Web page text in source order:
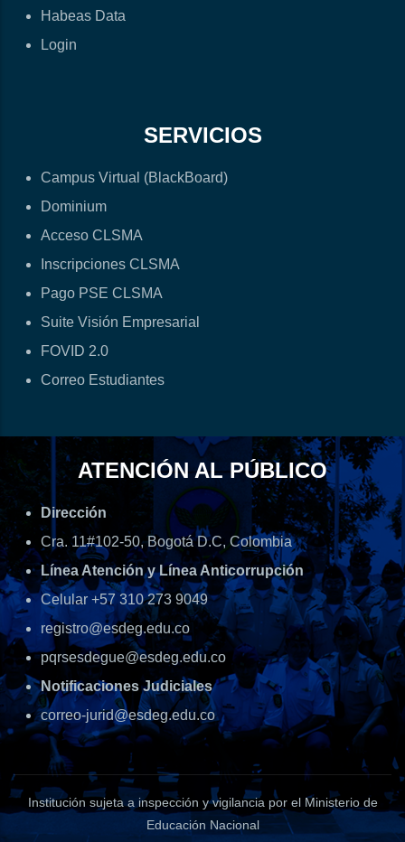
Habeas Data
Login
SERVICIOS
Campus Virtual (BlackBoard)
Dominium
Acceso CLSMA
Inscripciones CLSMA
Pago PSE CLSMA
Suite Visión Empresarial
FOVID 2.0
Correo Estudiantes
ATENCIÓN AL PÚBLICO
Dirección
Cra. 11#102-50, Bogotá D.C, Colombia
Línea Atención y Línea Anticorrupción
Celular +57 310 273 9049
registro@esdeg.edu.co
pqrsesdegue@esdeg.edu.co
Notificaciones Judiciales
correo-jurid@esdeg.edu.co
Institución sujeta a inspección y vigilancia por el Ministerio de
Educación Nacional